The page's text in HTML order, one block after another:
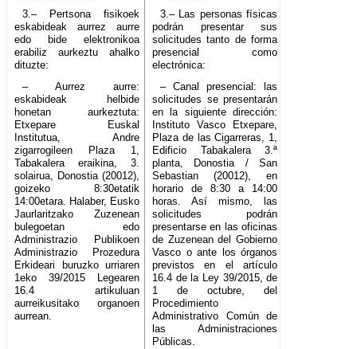
3.– Pertsona fisikoek
eskabideak aurrez aurre
edo bide elektronikoa
erabiliz aurkeztu ahalko
dituzte:
3.– Las personas físicas
podrán presentar sus
solicitudes tanto de forma
presencial como
electrónica:
– Aurrez aurre:
eskabideak helbide
honetan aurkeztuta:
Etxepare Euskal
Institutua, Andre
zigarrogileen Plaza 1,
Tabakalera eraikina, 3.
solairua, Donostia (20012),
goizeko 8:30etatik
14:00etara. Halaber, Eusko
Jaurlaritzako Zuzenean
bulegoetan edo
Administrazio Publikoen
Administrazio Prozedura
Erkideari buruzko urriaren
1eko 39/2015 Legearen
16.4 artikuluan
aurreikusitako organoen
aurrean.
– Canal presencial: las
solicitudes se presentarán
en la siguiente dirección:
Instituto Vasco Etxepare,
Plaza de las Cigarreras, 1,
Edificio Tabakalera 3.ª
planta, Donostia / San
Sebastian (20012), en
horario de 8:30 a 14:00
horas. Así mismo, las
solicitudes podrán
presentarse en las oficinas
de Zuzenean del Gobierno
Vasco o ante los órganos
previstos en el artículo
16.4 de la Ley 39/2015, de
1 de octubre, del
Procedimiento
Administrativo Común de
las Administraciones
Públicas.